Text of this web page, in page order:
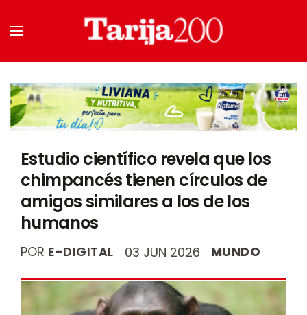
Estudio científico revela que los
chimpancés tienen círculos de
amigos similares a los de los
humanos
POR E-DIGITAL 03 JUN 2026 MUNDO